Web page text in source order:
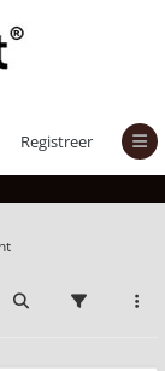
Registreer